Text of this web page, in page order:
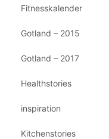
Fitnesskalender
Gotland – 2015
Gotland – 2017
Healthstories
inspiration
Kitchenstories